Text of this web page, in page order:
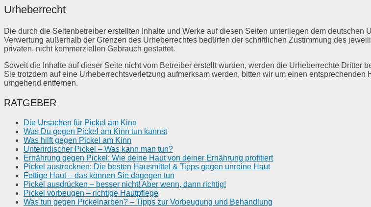
Urheberrecht
Die durch die Seitenbetreiber erstellten Inhalte und Werke auf diesen Seiten unterliegen dem
Verwertung außerhalb der Grenzen des Urheberrechtes bedürfen der schriftlichen Zustimmung des
privaten, nicht kommerziellen Gebrauch gestattet.
Soweit die Inhalte auf dieser Seite nicht vom Betreiber erstellt wurden, werden die Urheberrechte Dritter
Sie trotzdem auf eine Urheberrechtsverletzung aufmerksam werden, bitten wir um einen
umgehend entfernen.
RATGEBER
Die Ursachen für Pickel am Kinn
Was Du gegen Pickel am Kinn tun kannst
Was hilft gegen Pickel am Kinn
Unterirdischer Pickel – Was kann man tun?
Ernährung gegen Pickel: Wie deine Haut von deiner Ernährung profitiert
Pickel austrocknen: Die besten Hausmittel & Tipps gegen unreine Haut
Fettige Haut – das können Sie dagegen tun
Pickel ausdrücken – besser nicht! Aber wenn, dann richtig!
Pickel vorbeugen – richtige Hautpflege
Was tun gegen Pickelnarben? – Tipps zur Vorbeugung und Behandlung